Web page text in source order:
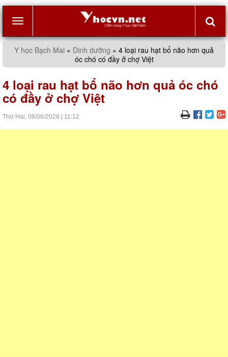
Y học Bạch Mai » Dinh dưỡng » 4 loại rau hạt bổ não hơn quả
óc chó có đầy ở chợ Việt
4 loại rau hạt bổ não hơn quả óc chó
có đầy ở chợ Việt
Thứ Hai, 08/06/2026 11:12